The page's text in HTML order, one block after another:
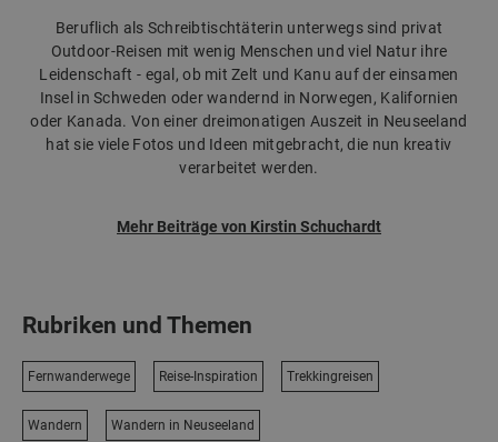
Beruflich als Schreibtischtäterin unterwegs sind privat
Outdoor-Reisen mit wenig Menschen und viel Natur ihre
Leidenschaft - egal, ob mit Zelt und Kanu auf der einsamen
Insel in Schweden oder wandernd in Norwegen, Kalifornien
oder Kanada. Von einer dreimonatigen Auszeit in Neuseeland
hat sie viele Fotos und Ideen mitgebracht, die nun kreativ
verarbeitet werden.
Mehr Beiträge von Kirstin Schuchardt
Rubriken und Themen
Fernwanderwege Reise-Inspiration Trekkingreisen
Wandern Wandern in Neuseeland